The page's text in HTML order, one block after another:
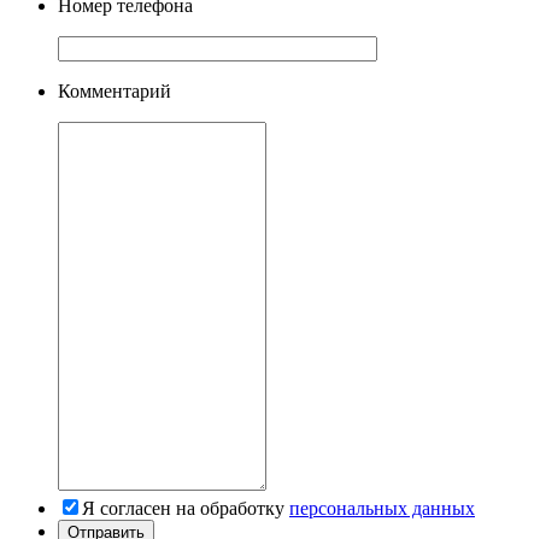
Номер телефона
Комментарий
Я согласен на обработку персональных данных